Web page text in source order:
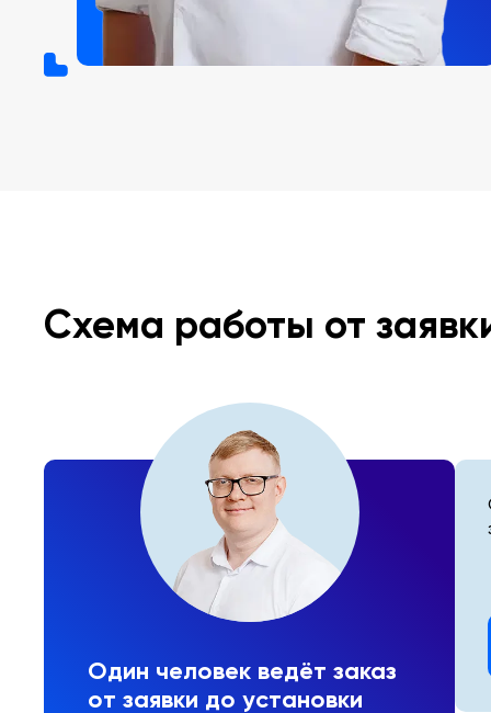
Схема работы от
Один человек ведёт заказ
от заявки до установки